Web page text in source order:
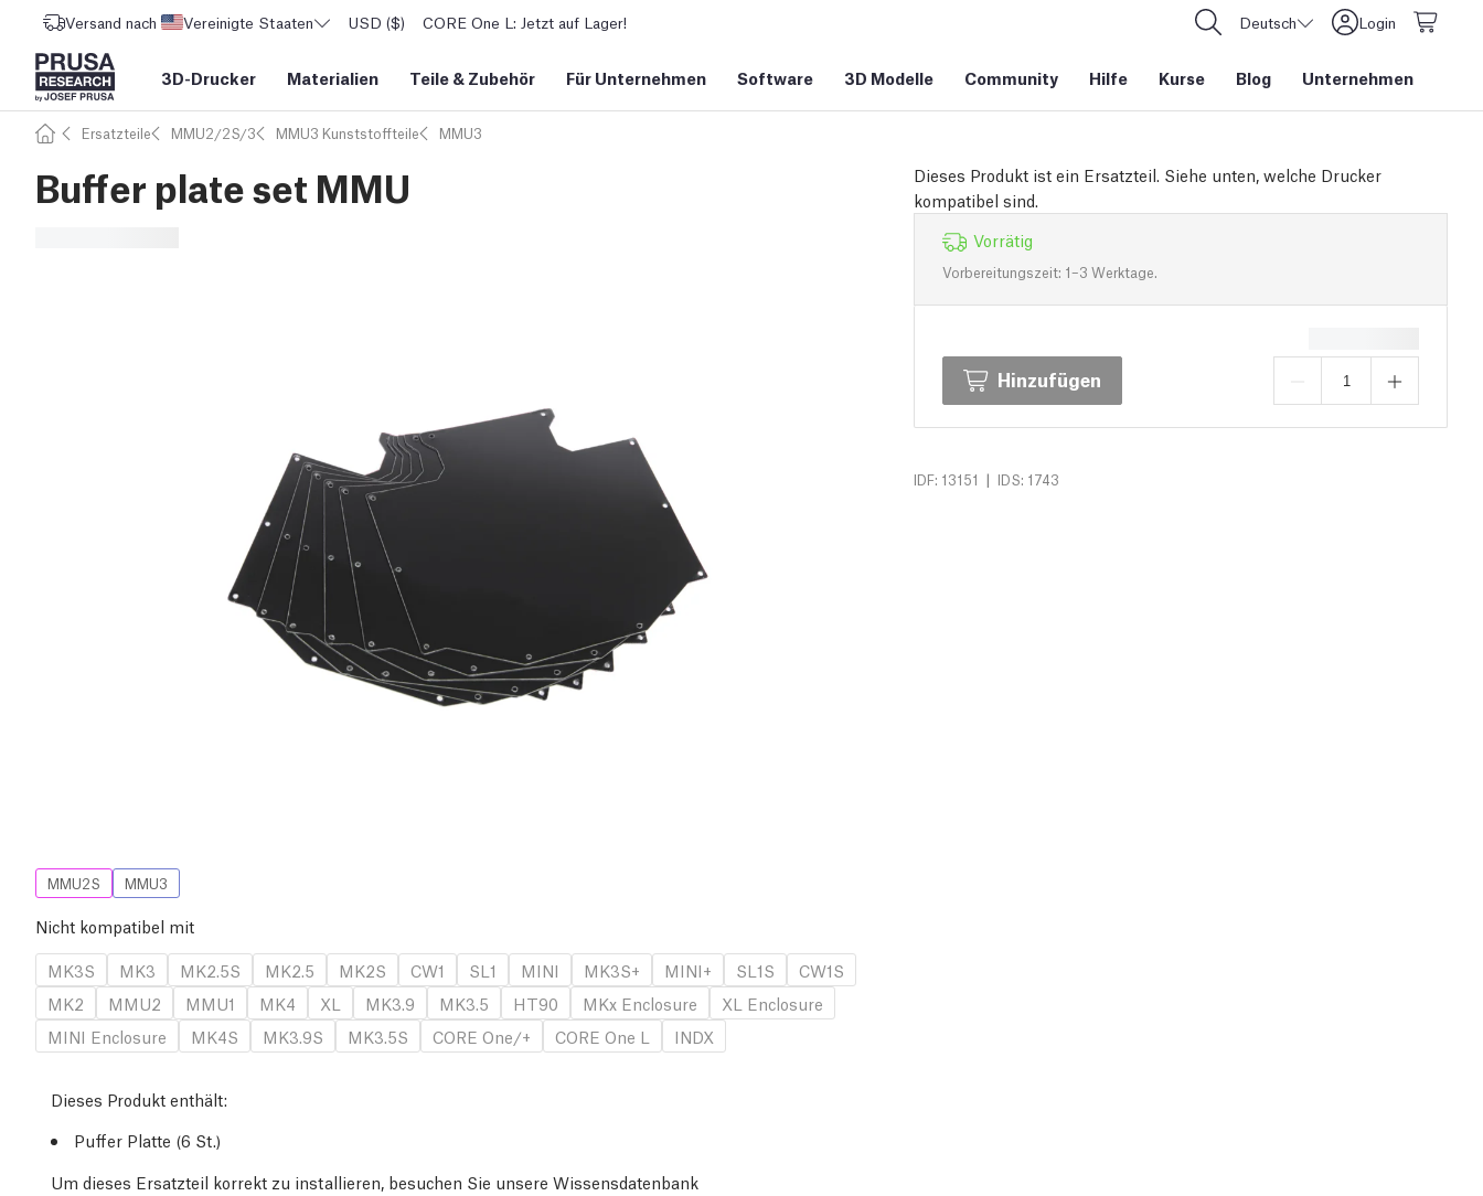
Versand nach Vereinigte Staaten USD ($) CORE One L: Jetzt auf Lager! Deutsch Login
3D-Drucker Materialien Teile & Zubehör Für Unternehmen Software 3D Modelle Community Hilfe Kurse Blog Unternehmen
Ersatzteile MMU2/2S/3 MMU3 Kunststoffteile MMU3
Buffer plate set MMU
Dieses Produkt ist ein Ersatzteil. Siehe unten, welche Drucker
kompatibel sind.
Vorrätig
Vorbereitungszeit: 1–3 Werktage.
Hinzufügen
IDF: 13151 | IDS: 1743
MMU2S MMU3
Nicht kompatibel mit
MK3S
MK3 MK2.5S MK2.5 MK2S CW1 SL1 MINI MK3S+ MINI+ SL1S
CW1S
MK2
MMU2 MMU1 MK4 XL MK3.9 MK3.5 HT90 MKx Enclosure
XL Enclosure
MINI Enclosure
MK4S MK3.9S MK3.5S CORE One/+ CORE One L INDX
Dieses Produkt enthält:
Puffer Platte (6 St.)
Um dieses Ersatzteil korrekt zu installieren, besuchen Sie unsere Wissensdatenbank